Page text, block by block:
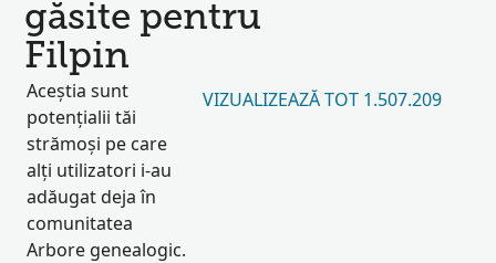
găsite pentru
Filpin
Aceștia sunt
potențialii tăi
strămoși pe care
alți utilizatori i-au
adăugat deja în
comunitatea
Arbore genealogic.
VIZUALIZEAZĂ TOT 1.507.209